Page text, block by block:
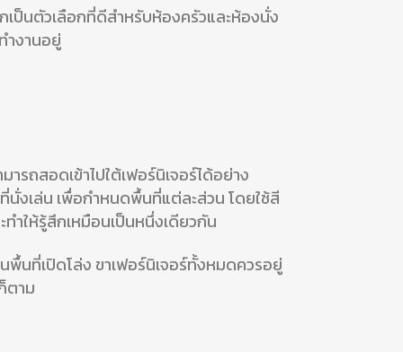
เป็นตัวเลือกที่ดีสำหรับห้องครัวและห้องนั่ง
ำงานอยู่
รถสอดเข้าไปใต้เฟอร์นิเจอร์ได้อย่าง
นั่งเล่น เพื่อกำหนดพื้นที่แต่ละส่วน โดยใช้สี
ำให้รู้สึกเหมือนเป็นหนึ่งเดียวกัน
นที่เปิดโล่ง ขาเฟอร์นิเจอร์ทั้งหมดควรอยู่
ตาม